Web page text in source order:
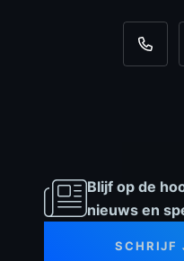
+31
Blijf op de
nieuws en
SCHRIJF